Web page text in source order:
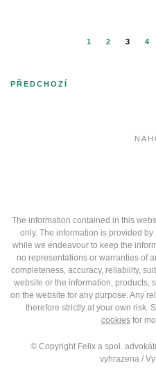
PŘEDCHOZÍ
1 2 3 4
The information contained in this
only. The information is provided
while we endeavour to keep the
no representations or warranties of
completeness, accuracy, reliability,
website or the information, products,
on the website for any purpose. Any
therefore strictly at your own risk.
cookiesfor
© Copyright Felix a spol.
vyhrazena /